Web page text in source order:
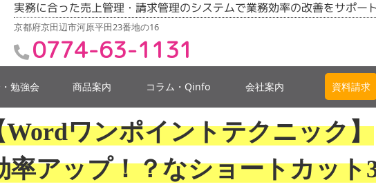
実務に合った売上管理・請求管理のシステムで業務効率の改善をサポー
京都府京田辺市河原平田23番地の16
0774-63-1131
勉強会 商品案内 コラム・Qinfo 会社案内 資料請求
Wordワンポイントテクニック】
率アップ！？なショートカット